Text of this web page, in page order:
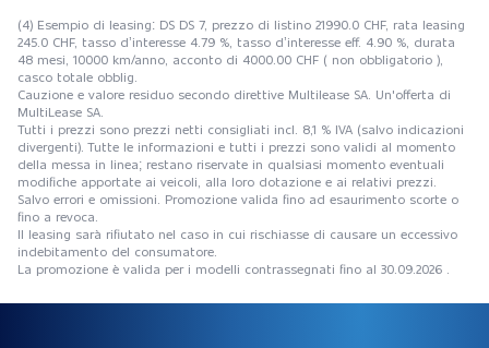
(4) Esempio di leasing: DS DS 7, prezzo di listino 21990.0 CHF, rata leasing
245.0 CHF, tasso d’interesse 4.79 %, tasso d’interesse eff. 4.90 %, durata
48 mesi, 10000 km/anno, acconto di 4000.00 CHF ( non obbligatorio ),
casco totale obblig.
Cauzione e valore residuo secondo direttive Multilease SA. Un'offerta di
MultiLease SA.
Tutti i prezzi sono prezzi netti consigliati incl. 8,1 % IVA (salvo indicazioni
divergenti). Tutte le informazioni e tutti i prezzi sono validi al momento
della messa in linea; restano riservate in qualsiasi momento eventuali
modifiche apportate ai veicoli, alla loro dotazione e ai relativi prezzi.
Salvo errori e omissioni. Promozione valida fino ad esaurimento scorte o
fino a revoca.
Il leasing sarà rifiutato nel caso in cui rischiasse di causare un eccessivo
indebitamento del consumatore.
La promozione è valida per i modelli contrassegnati fino al 30.09.2026 .